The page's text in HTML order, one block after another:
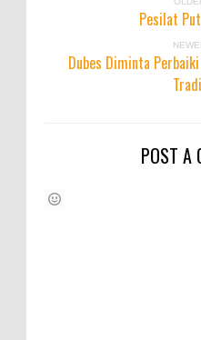
Pesilat
Dubes Diminta
POST A